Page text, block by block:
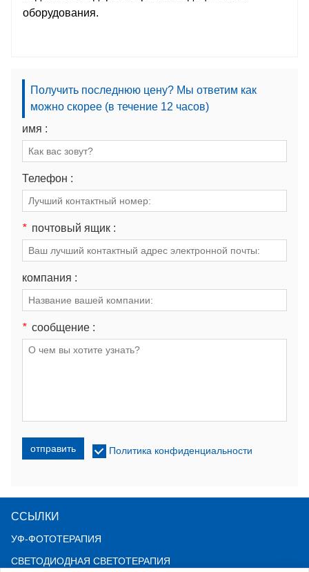
оборудования.
Получить последнюю цену? Мы ответим как
можно скорее (в течение 12 часов)
имя :
Телефон :
* почтовый ящик :
компания :
* сообщение :
отправить Политика конфиденциальности
ССЫЛКИ
УФ-ФОТОТЕРАПИЯ
СВЕТОДИОДНАЯ СВЕТОТЕРАПИЯ